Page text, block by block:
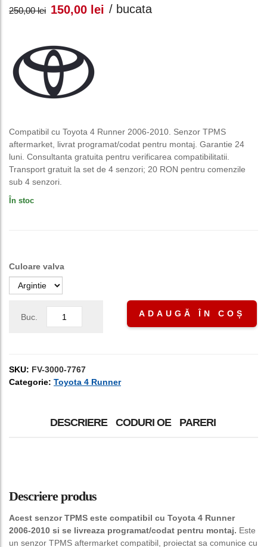
250,00lei Prețul
a
fost:
150,00 lei Prețul
/ bucata
Compatibil cu Toyota 4 Runner 2006-2010. Senzor TPMS
aftermarket, livrat programat/codat pentru montaj. Garantie 24
luni. Consultanta gratuita pentru verificarea compatibilitatii.
Transport gratuit la set de 4 senzori; 20 RON pentru comenzile
sub 4 senzori.
În stoc
Culoare valva
Buc. ADAUGĂ ÎN COȘ
SKU: FV-3000-7767
Categorie: Toyota 4 Runner
DESCRIERE CODURI OE PARERI
Descriere produs
Acest senzor TPMS este compatibil cu Toyota 4 Runner
2006-2010 si se livreaza programat/codat pentru montaj. Este
un senzor TPMS aftermarket compatibil, proiectat sa comunice cu